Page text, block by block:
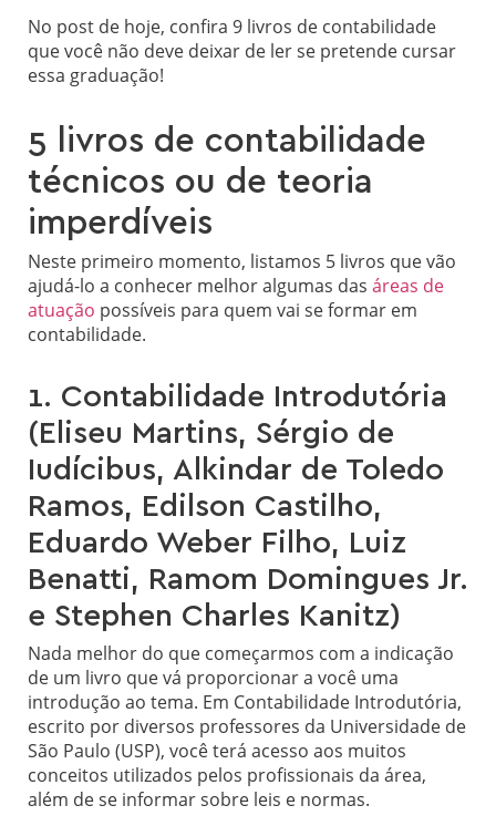
No post de hoje, confira 9 livros de contabilidade
que você não deve deixar de ler se pretende cursar
essa graduação!
5 livros de contabilidade
técnicos ou de teoria
imperdíveis
Neste primeiro momento, listamos 5 livros que vão
ajudá-lo a conhecer melhor algumas das áreas de
atuação possíveis para quem vai se formar em
contabilidade.
1. Contabilidade Introdutória
(Eliseu Martins, Sérgio de
Iudícibus, Alkindar de Toledo
Ramos, Edilson Castilho,
Eduardo Weber Filho, Luiz
Benatti, Ramom Domingues Jr.
e Stephen Charles Kanitz)
Nada melhor do que começarmos com a indicação
de um livro que vá proporcionar a você uma
introdução ao tema. Em Contabilidade Introdutória,
escrito por diversos professores da Universidade de
São Paulo (USP), você terá acesso aos muitos
conceitos utilizados pelos profissionais da área,
além de se informar sobre leis e normas.